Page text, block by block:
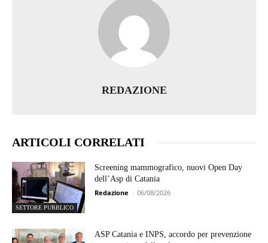
REDAZIONE
ARTICOLI CORRELATI
SETTORE PUBBLICO
Screening mammografico, nuovi Open Day
dell’Asp di Catania
Redazione - 06/08/2026
ASP Catania e INPS, accordo per prevenzione